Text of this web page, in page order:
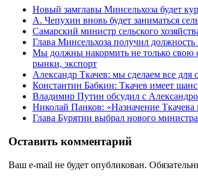
Новый замглавы Минсельхоза будет
А. Чепухин вновь будет заниматься
Самарский министр сельского
Глава Минсельхоза получил должность
Мы должны накормить не только свою
рынки, экспорт
Александр Ткачев: мы сделаем все для
Константин Бабкин: Ткачев имеет
Владимир Путин обсудил с
Николай Панков: «Назначение Ткачева
Глава Бурятии выбрал нового
Оставить комментарий
Ваш e-mail не будет опубликован.